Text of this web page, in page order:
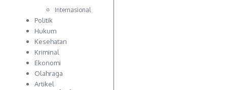
Internasional
Politik
Hukum
Kesehatan
Kriminal
Ekonomi
Olahraga
Artikel